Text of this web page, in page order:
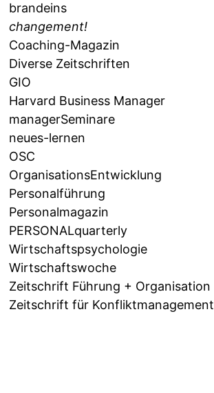
brandeins
changement!
Coaching-Magazin
Diverse Zeitschriften
GIO
Harvard Business Manager
managerSeminare
neues-lernen
OSC
OrganisationsEntwicklung
Personalführung
Personalmagazin
PERSONALquarterly
Wirtschaftspsychologie
Wirtschaftswoche
Zeitschrift Führung + Organisation
Zeitschrift für Konfliktmanagement